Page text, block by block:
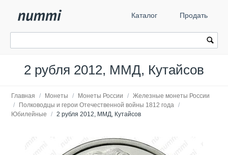
Каталог Продать
2 рубля 2012, ММД, Кутайсов
Главная / Монеты / Монеты России / Железные монеты России
/
Полководцы и герои Отечественной войны 1812 года /
Юбилейные
/ 2 рубля 2012, ММД, Кутайсов